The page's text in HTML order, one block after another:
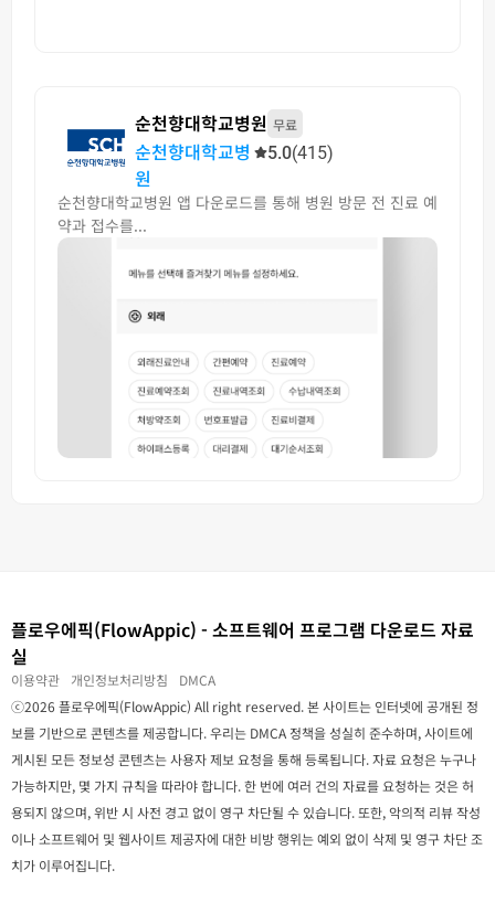
순천향대학교병원 무료
순천향대학교병
원
5.0(415)
순천향대학교병원 앱 다운로드를 통해 병원 방문 전 진료 예
약과 접수를...
플로우에픽(FlowAppic) - 소프트웨어 프로그램 다운로드 자료
실
이용약관 개인정보처리방침
DMCA
ⓒ2026 플로우에픽(FlowAppic) All right reserved. 본 사이트는 인터넷에 공개된 정
보를 기반으로 콘텐츠를 제공합니다. 우리는 DMCA 정책을 성실히 준수하며, 사이트에
게시된 모든 정보성 콘텐츠는 사용자 제보 요청을 통해 등록됩니다. 자료 요청은 누구나
가능하지만, 몇 가지 규칙을 따라야 합니다. 한 번에 여러 건의 자료를 요청하는 것은 허
용되지 않으며, 위반 시 사전 경고 없이 영구 차단될 수 있습니다. 또한, 악의적 리뷰 작성
이나 소프트웨어 및 웹사이트 제공자에 대한 비방 행위는 예외 없이 삭제 및 영구 차단 조
치가 이루어집니다.